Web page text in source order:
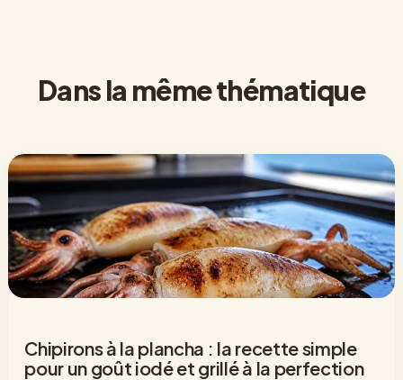
d’enjeux
Dans la même thématique
Chipirons à la plancha : la recette simple
pour un goût iodé et grillé à la perfection